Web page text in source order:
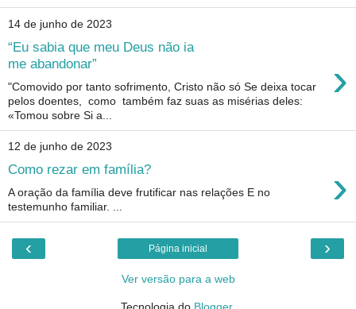
14 de junho de 2023
“Eu sabia que meu Deus não ia
me abandonar”
›
"Comovido por tanto sofrimento, Cristo não só Se deixa tocar
pelos doentes, como também faz suas as misérias deles:
«Tomou sobre Si a...
12 de junho de 2023
Como rezar em família? ›
A oração da família deve frutificar nas relações E no
testemunho familiar. ...
‹ ›
Página inicial
Ver versão para a web
Tecnologia do Blogger.